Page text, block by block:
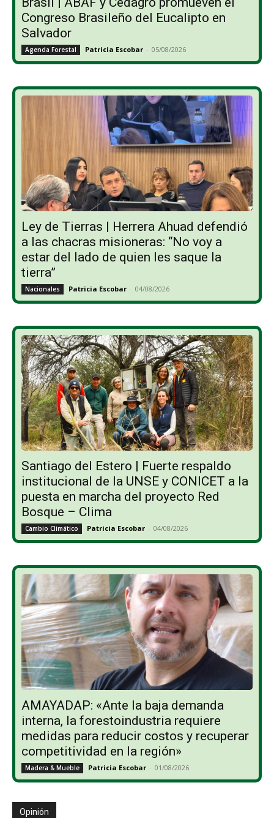
Congreso Brasileño del Eucalipto en
Salvador
Agenda Forestal Patricia Escobar - 05/08/2026
Ley de Tierras | Herrera Ahuad defendió
a las chacras misioneras: “No voy a
estar del lado de quien les saque la
tierra”
Nacionales Patricia Escobar - 04/08/2026
Santiago del Estero | Fuerte respaldo
institucional de la UNSE y CONICET a la
puesta en marcha del proyecto Red
Bosque – Clima
Cambio Climático Patricia Escobar - 04/08/2026
AMAYADAP: «Ante la baja demanda
interna, la forestoindustria requiere
medidas para reducir costos y recuperar
competitividad en la región»
Madera & Mueble Patricia Escobar - 01/08/2026
Opinión